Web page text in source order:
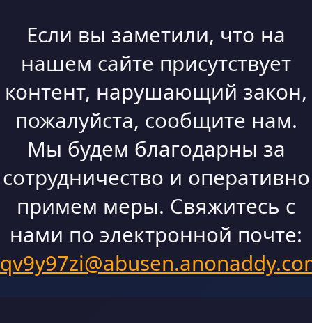
Если вы заметили, что на
нашем сайте присутствует
контент, нарушающий закон,
пожалуйста, сообщите нам.
Мы будем благодарны за
сотрудничество и оперативно
примем меры. Свяжитесь с
нами по электронной почте: